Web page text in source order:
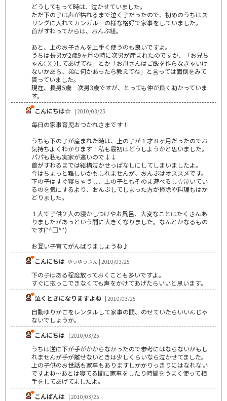
どうしてもって時は、泣かせていました。
ただ下の子は声が枯れるまで泣く子だったので、初めのうちはス
リングに入れてカンガルーの様な格好で家事をしていました。
首がすわってからは、おんぶ紐。
あと、上のお子さんを上手く使うのも良いですよ。
うちは長男が2歳9ヶ月の時に次男が産まれたのですが、「お兄ち
ゃん○○してあげてね」とか「お母さんはご飯を作らなきゃいけ
ないかあら、弟に何かあったら教えてね」と言っては面倒をみて
貰っていました。
現在、長男5歳 次男3歳ですが、とっても仲が良く助かっていま
す。
こんにちは☆ | 2010/03/25
毎日の家事育児おつかれさまです！
うちも下の子が産まれた時は、上の子が１才８ヶ月だったのでお
気持ちよくわかります！私も最初はどうしようかと思いました。
パパも私も実家が遠いので↓↓
首がすわるまでは結構泣かせっぱなしにしてしまいましたよ。
今はちょっと難しいかもしれませんが、おんぶはオススメです。
下の子はすぐ寝ちゃうし、上の子ともそのま遊べるし☆泣いてい
るのを気にするより、おんぶしてしまった方が掃除や料理もはか
どりました。
１人で子供２人の寝かしつけやお風呂、大変なことはたくさんあ
りましたがあっという間に大きくなりました。なんとかなるもの
です(*^□^*)
お互い子育てがんばりましょうね♪
こんにちは ゆうゆうさん | 2010/03/25
下の子はある程度放っておくことも多いですよ。
すぐに抱っこできなくても声をかけてあげたらいいと思います。
泣くときになりますよね | 2010/03/25
自動ゆりかごをレンタルして家事の間、のせていたらいいんじゃ
ないでしょうか。
こんにちは | 2010/03/25
うちは逆に下が手がかからなかったので参考にはならないかもし
れませんが手が離せないときは少しくらいなら泣かせてました。
上の子供のお世話も家事もありますしかかりっきりにはなれない
ですよね…あとは寝てる間に家事をしたり時間をうまく使って相
手をしてあげてましたよ。
こんばんは | 2010/03/25